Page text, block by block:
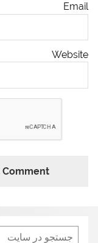
Email
Website
Search